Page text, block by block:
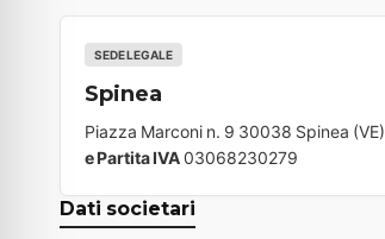
SEDE LEGALE
Spinea
Piazza Marconi n. 9 30038 Spinea (VE)
e Partita IVA03068230279
Dati societari